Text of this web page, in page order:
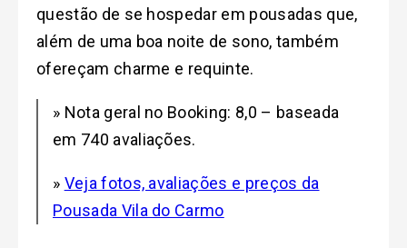
questão de se hospedar em pousadas que,
além de uma boa noite de sono, também
ofereçam charme e requinte.
» Nota geral no Booking: 8,0 – baseada
em 740 avaliações.
» Veja fotos, avaliações e preços da
Pousada Vila do Carmo